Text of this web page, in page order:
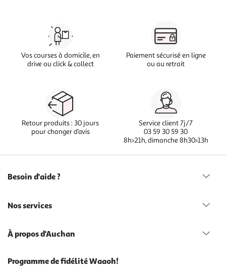
Vos courses à domicile, en
drive ou click & collect
Paiement sécurisé en ligne
ou au retrait
Retour produits : 30 jours
pour changer d’avis
Service client 7j/7
03 59 30 59 30
8h>21h, dimanche 8h30>13h
Besoin d'aide ?
Nos services
À propos d'Auchan
Programme de fidélité Waaoh!